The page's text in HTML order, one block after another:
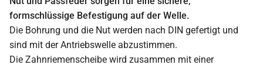
formschlüssige Befestigung auf der Welle.
Die Bohrung und die Nut werden nach DIN gefertigt und
sind mit der Antriebswelle abzustimmen.
Die Zahnriemenscheibe wird zusammen mit einer